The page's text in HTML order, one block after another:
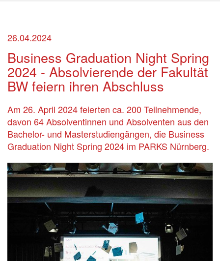
26.04.2024
Business Graduation Night Spring
2024 - Absolvierende der Fakultät
BW feiern ihren Abschluss
Am 26. April 2024 feierten ca. 200 Teilnehmende,
davon 64 Absolventinnen und Absolventen aus den
Bachelor- und Masterstudiengängen, die Business
Graduation Night Spring 2024 im PARKS Nürnberg.